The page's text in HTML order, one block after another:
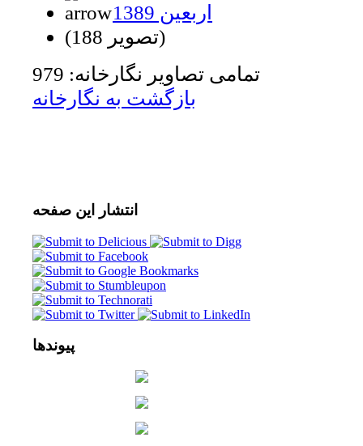
اربعین 1389
(188 تصویر)
تمامی تصاویر نگارخانه: 979
بازگشت به نگارخانه
انتشار این صفحه
پیوندها